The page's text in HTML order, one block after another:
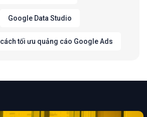
Google Data Studio
cách tối ưu quảng cáo Google Ads